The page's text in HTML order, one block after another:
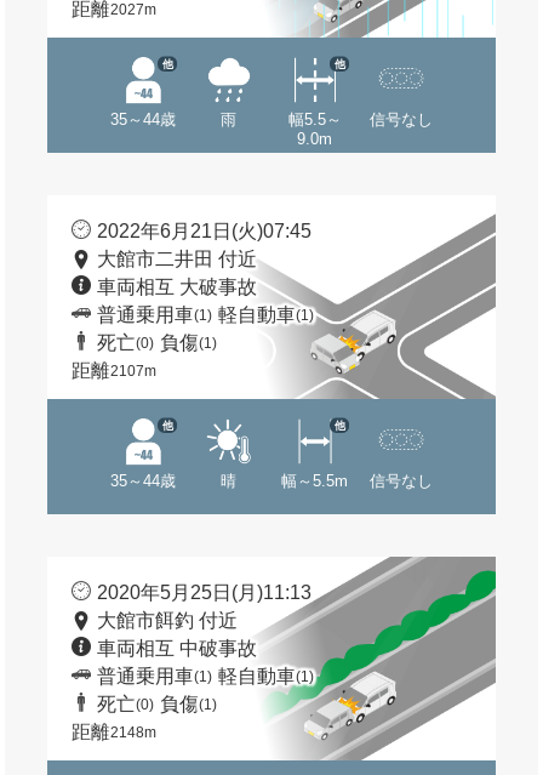
距離2027m
35～44歳
他
雨
幅5.5～
9.0m
他
信号なし
2022年6月21日(火)07:45
大館市二井田 付近
車両相互 大破事故
普通乗用車(1) 軽自動車(1)
死亡(0) 負傷(1)
距離2107m
35～44歳
他
晴 幅～5.5m
他
信号なし
2020年5月25日(月)11:13
大館市餌釣 付近
車両相互 中破事故
普通乗用車(1) 軽自動車(1)
死亡(0) 負傷(1)
距離2148m